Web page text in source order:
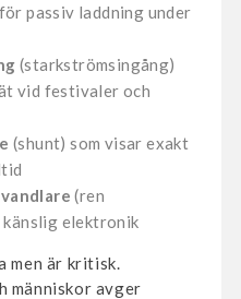
för passiv laddning under
(starkströmsingång)
vid festivaler och
(shunt) som visar exakt
(ren
elektronik
är kritisk.
människor avger